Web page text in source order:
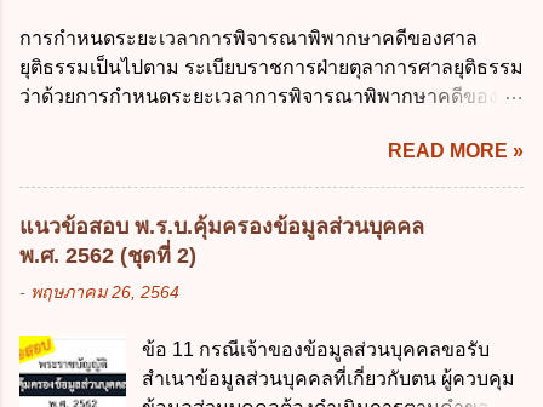
ส่วนบุคคลที่ไม่สมบูรณ์ ค. เจ้าของข้อมูลส่วน
บุคคลถอนความยินยอมในการเก็บรวบรวม
ใช้หรือเปิดเผยข้อมูลส่วนบุคคล ง. ข้อมูลส่วน
เกิดมูลหนี้ใดก็ตาม รวมถึงมูลละเมิด 1.1) กรณีห้างหุ้นส่วน
สามัญจดทะเบียน เมื่อห้าง ผิดนัด ชำระหนี้ เจ้าหนี้ของห้างฯ
ชอบที่จะเรียกให้ชำระหนี้เอาแต่ผู้เป็นหุ้นส่วนคนใคคนหนึ่ง
ห้างยังมีพอที่จะชำระหนี้ได้ และการที่จะบังคับเอาแก่ห้างนั้น
ไม่เป็นการยาก ซึ่งแล้วแต่ศาลจะเห็นสมควร ม.1071 (ต่างกับ
กรณีค้ำประกัน ม.689 ศาลใช้ดุลพินิจไม่ได้) 1.2) กรณีห้างหุ้น
ส่วน...
การกำหนดระยะเวลาการพิจารณาพิพากษาคดีของศาล
ยุติธรรมเป็นไปตาม ระเบียบราชการฝ่ายตุลาการศาลยุติธรรม
ว่าด้วยการกำหนดระยะเวลาการพิจารณาพิพากษาคดีของ
ไว้เป็นอย่างอื่น ซึ่งมีผลใช้บังคับตั้งแต่วันที่ 24 มกราคม 2566
เป็นต้นไป โดยในส่วนของศาลชั้นต้นมีสาระสำคัญ ดังนี้ เพื่อ
ประโยชน์ในการบริหารจัดการคดี ให้จำแนกลักษณะหรือ
ประเภทคดีออกเป็น 3 ประเภท ดังนี้ (1) คดีจัดการพิเศษ คือ
คดีลักษณะที่ไม่มีความยุ่งยากซับซ้อนและมีแนวโน้มที่จะ
พิจารณาให้เสร็จได้ภายในนัดเดียว หรือในวันหนึ่งสามารถ
แทนการสืบพยานได้ หรือคดีประเภทอื่นที่ผู้รับผิดชอบใน
ราชการของศาลเห็นสมควรให้ดำเนินการอย่างคดีจัดการ
READ MORE »
แนวข้อสอบ พ.ร.บ.คุ้มครองข้อมูลส่วนบุคคล
พ.ศ. 2562 (ชุดที่ 2)
- พฤษภาคม 26, 2564
ข้อ 11 กรณีเจ้าของข้อมูลส่วนบุคคลขอรับ
สำเนาข้อมูลส่วนบุคคลที่เกี่ยวกับตน ผู้ควบคุม